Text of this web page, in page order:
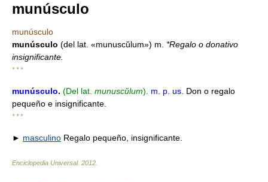
munúsculo
munúsculo
munúsculo (del lat. «munuscŭlum») m.
*Regalo o donativo
insignificante.
* * *
munúsculo. (Del lat. munuscŭlum). m. p. us. Don o regalo
pequeño e insignificante.
* * *
► masculino Regalo pequeño, insignificante.
Enciclopedia Universal. 2012